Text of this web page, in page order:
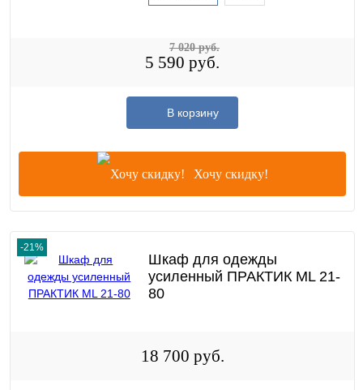
5 590 руб.
7 020 руб.
В корзину
Хочу скидку!
-21%
Шкаф для одежды
усиленный ПРАКТИК ML 21-
80
18 700 руб.